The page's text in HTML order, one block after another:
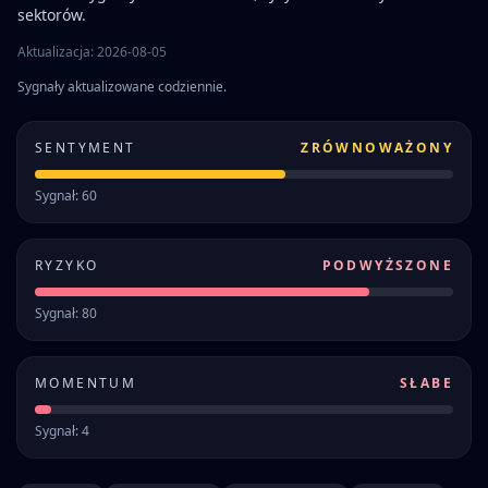
sektorów.
Aktualizacja: 2026-08-05
Sygnały aktualizowane codziennie.
SENTYMENT ZRÓWNOWAŻONY
Sygnał: 60
RYZYKO PODWYŻSZONE
Sygnał: 80
MOMENTUM SŁABE
Sygnał: 4